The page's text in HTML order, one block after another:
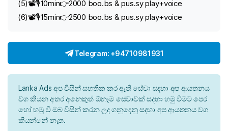
(5)📽️🎙️10min👉2000 boo.bs & pus.sy play+voice
(6)📽️🎙️15min👉2500 boo.bs & pus.sy play+voice
Telegram: +94710981931
Lanka Ads අප විසින් සහතික කර ඇති සේවා සදහා අප ආයතනය
වග කියන අතර අනෙකුත් ඕනෑම සේවාවක් සදහා හමු වීමට පෙර
හෝ හමු වී ඔබ විසින් කරන ලද ගනුදෙනු සදහා අප ආයතනය වග
කියන්නේ නැත.